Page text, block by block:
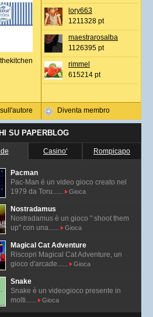
lory663
1211328 pt
maestrarosalba
1126395 pt
rimmel
615214 pt
Diventa membro
SU PAPERBLOG
Casino' Rompicapo
Pacman
Pac-Man é un video gioco creato nel
1979 da Toru......
Gioca
Nostradamus
Nostradamus è un gioco " shoot them
up" con una......
Gioca
Magical Cat Adventure
Riscopri Magical Cat Adventure, un
gioco d'arcade......
Gioca
Snake
Snake è un videogioco presente in
molti......
Gioca